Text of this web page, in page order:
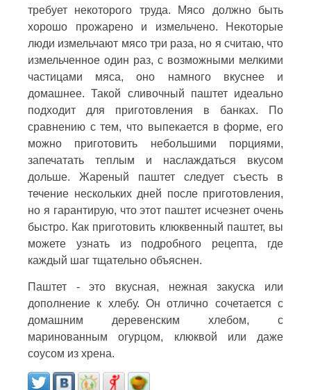
требует некоторого труда. Мясо должно быть
хорошо прожарено и измельчено. Некоторые
люди измельчают мясо три раза, но я считаю, что
измельченное один раз, с возможными мелкими
частицами мяса, оно намного вкуснее и
домашнее. Такой сливочный паштет идеально
подходит для приготовления в банках. По
сравнению с тем, что выпекается в форме, его
можно приготовить небольшими порциями,
запечатать теплым и наслаждаться вкусом
дольше. Жареный паштет следует съесть в
течение нескольких дней после приготовления,
но я гарантирую, что этот паштет исчезнет очень
быстро. Как приготовить клюквенный паштет, вы
можете узнать из подробного рецепта, где
каждый шаг тщательно объяснен.
Паштет - это вкусная, нежная закуска или
дополнение к хлебу. Он отлично сочетается с
домашним деревенским хлебом, с
маринованным огурцом, клюквой или даже
соусом из хрена.